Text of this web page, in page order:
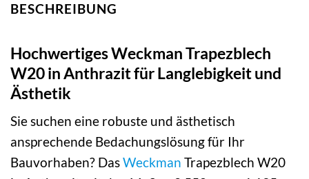
BESCHREIBUNG
Hochwertiges Weckman Trapezblech
W20 in Anthrazit für Langlebigkeit und
Ästhetik
Sie suchen eine robuste und ästhetisch
ansprechende Bedachungslösung für Ihr
Bauvorhaben? DasWeckman Trapezblech W20